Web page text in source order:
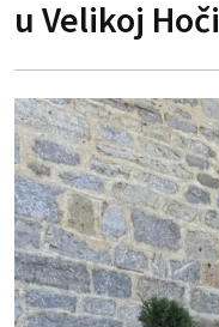
u Velikoj Hoči